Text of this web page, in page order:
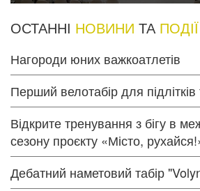
ОСТАННІ НОВИНИ ТА ПОДІЇ
Нагороди юних важкоатлетів
Перший велотабір для
Відкрите тренування з бігу в
сезону проєкту «Місто,
Дебатний наметовий табір